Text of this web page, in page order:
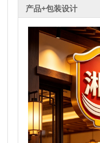
产品+包装设计